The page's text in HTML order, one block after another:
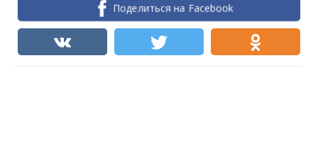
Поделиться на Facebook